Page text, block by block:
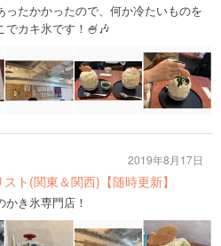
ったかかったので、何か冷たいものを
でカキ氷です！🍧🎶
ト(関東＆関西)【随時更新】
き氷専門店！
2019年8月17日